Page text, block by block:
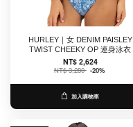
HURLEY｜女 DENIM PAISLEY
TWIST CHEEKY OP 連身泳衣
NT$ 2,624
NT$ 3,280 -20%
加入購物車